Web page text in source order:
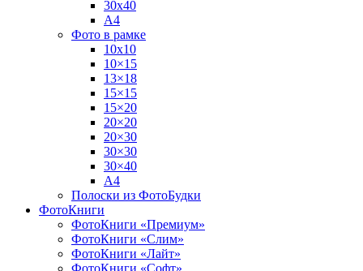
30х40
А4
Фото в рамке
10х10
10×15
13×18
15×15
15×20
20×20
20×30
30×30
30×40
A4
Полоски из ФотоБудки
ФотоКниги
ФотоКниги «Премиум»
ФотоКниги «Слим»
ФотоКниги «Лайт»
ФотоКниги «Софт»